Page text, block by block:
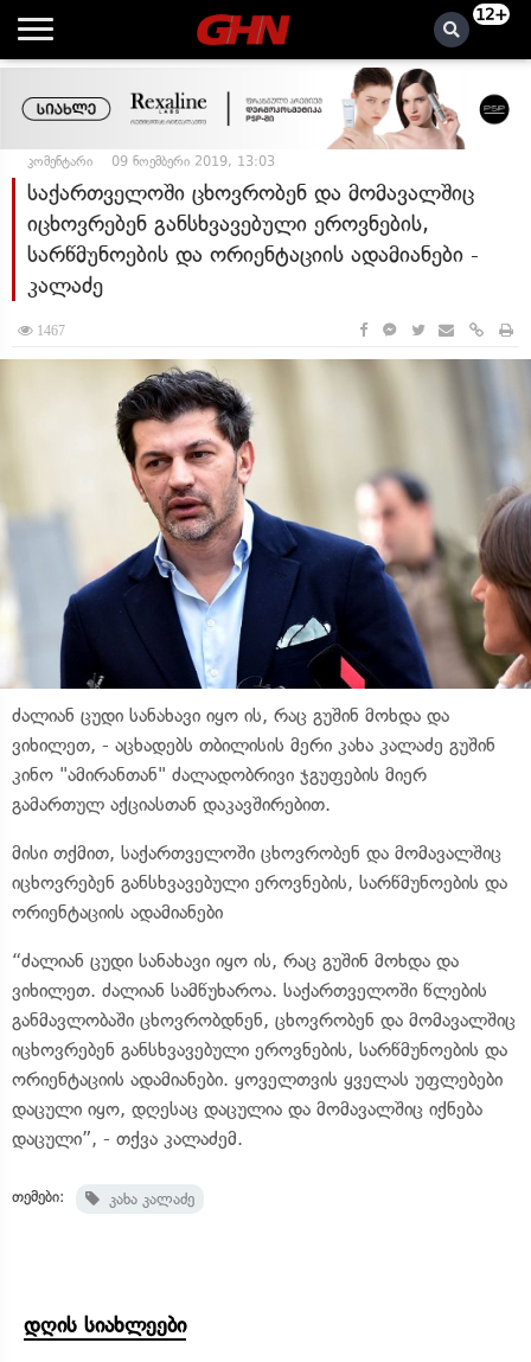
12+
კომენტარი 09 ნოემბერი 2019, 13:03
საქართველოში ცხოვრობენ და მომავალშიც
იცხოვრებენ განსხვავებული ეროვნების,
სარწმუნოების და ორიენტაციის ადამიანები -
კალაძე
1467
ძალიან ცუდი სანახავი იყო ის, რაც გუშინ მოხდა და
ვიხილეთ, - აცხადებს თბილისის მერი კახა კალაძე გუშინ
კინო "ამირანთან" ძალადობრივი ჯგუფების მიერ
გამართულ აქციასთან დაკავშირებით.
მისი თქმით, საქართველოში ცხოვრობენ და მომავალშიც
იცხოვრებენ განსხვავებული ეროვნების, სარწმუნოების და
ორიენტაციის ადამიანები
“ძალიან ცუდი სანახავი იყო ის, რაც გუშინ მოხდა და
ვიხილეთ. ძალიან სამწუხაროა. საქართველოში წლების
განმავლობაში ცხოვრობდნენ, ცხოვრობენ და მომავალშიც
იცხოვრებენ განსხვავებული ეროვნების, სარწმუნოების და
ორიენტაციის ადამიანები. ყოველთვის ყველას უფლებები
დაცული იყო, დღესაც დაცულია და მომავალშიც იქნება
დაცული”, - თქვა კალაძემ.
თემები: კახა კალაძე
დღის სიახლეები